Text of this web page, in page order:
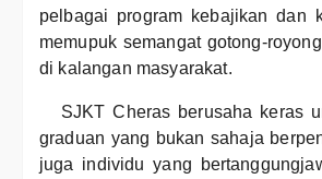
pelbagai program kebajikan dan
memupuk semangat gotong-
di kalangan masyarakat.
SJKT Cheras berusaha keras
graduan yang bukan sahaja
juga individu yang